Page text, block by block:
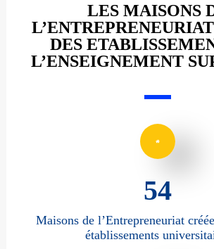
LES MAISONS
DES
L’ENSEIGNEMENT
77
Maisons de l’Entrepreneuriat
établissements